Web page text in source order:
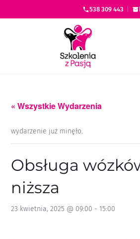
538 309 443
« Wszystkie Wydarzenia
wydarzenie już minęło.
Obsługa
niższa
23 kwietnia, 2025 @ 09:00 - 15:00